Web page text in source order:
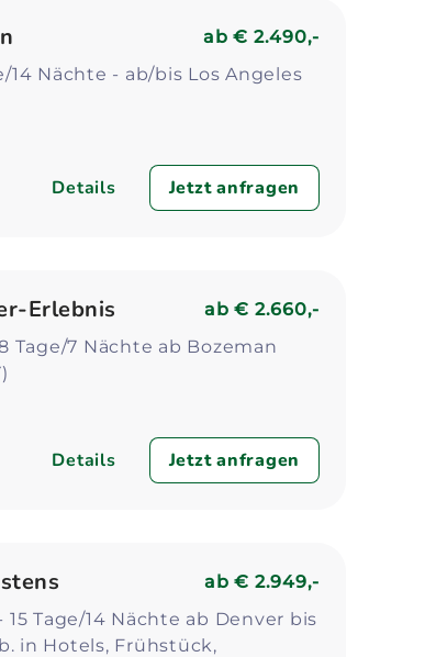
ab€ 2.490,-
14 Nächte - ab/bis Los Angeles
Details Jetzt anfragen
Erlebnis ab€ 2.660,-
Tage/7 Nächte ab Bozeman
Details Jetzt anfragen
ab€ 2.949,-
Tage/14 Nächte ab Denver bis
in Hotels, Frühstück,